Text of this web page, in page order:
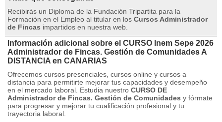
Recibirás un Diploma de la Fundación Tripartita para la
Formación en el Empleo al titular en los Cursos Administrador
de Fincas impartidos en nuestra web.
Información adicional sobre el CURSO Inem Sepe 2026
Administrador de Fincas. Gestión de Comunidades A
DISTANCIA en CANARIAS
Ofrecemos cursos presenciales, cursos online y cursos a
distancia para permitirte mejorar tus capacidades y desempeño
en el mercado laboral. Estudia nuestro CURSO DE
Administrador de Fincas. Gestión de Comunidades y fórmate
para progresar y mejorar tu cualificación profesional y tu
trayectoria laboral.